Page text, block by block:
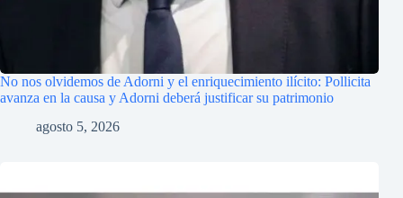
No nos olvidemos de Adorni y el enriquecimiento ilícito: Pollicita
avanza en la causa y Adorni deberá justificar su patrimonio
agosto 5, 2026